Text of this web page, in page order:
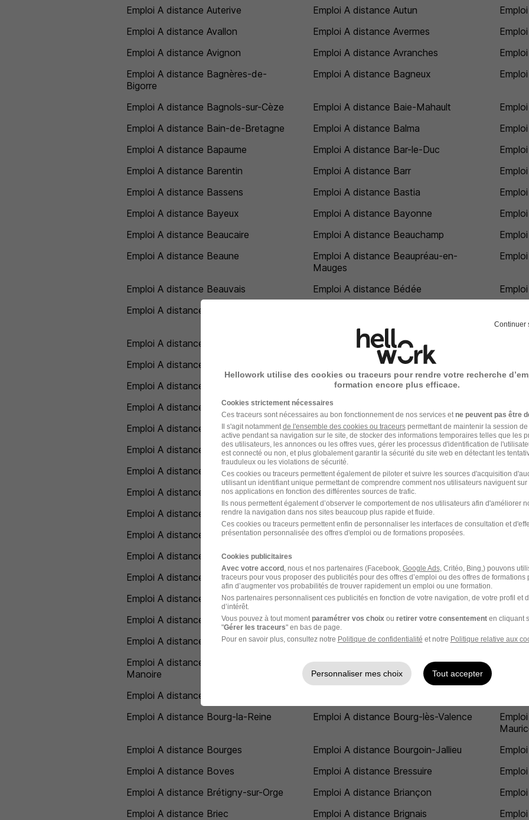
Emploi A distance Auterive
Emploi A distance Autun
Emploi A distance Avallon
Emploi A distance Avermes
Emploi A distance Avignon
Emploi A distance Avranches
Emploi A distance Bagnères-de-
Bigorre
Emploi A distance Bagneux
Emploi A distance Bagnols-sur-Cèze Emploi A distance Baie-Mahault
Emploi A distance Bain-de-Bretagne
Emploi A distance Balma
Emploi A distance Bapaume
Emploi A distance Bar-le-Duc
Emploi A distance Barentin
Emploi A distance Barr
Emploi A distance Bassens
Emploi A distance Bastia
Emploi A distance Bayeux
Emploi A distance Bayonne
Emploi A distance Beaucaire
Emploi A distance Beauchamp
Emploi A distance Beaune
Emploi A distance Beaupréau-en-
Mauges
Emploi A distance Beauvais Emploi A distance Bédée
Emploi A distance Belfort
Emploi A distance Belley
Emploi A distance Benfeld
Emploi A distance Bergerac
Emploi A distance Bernay
Emploi A distance Besançon
Emploi A distance Béthune
Emploi A distance Beychac-et-Caillau
Emploi A distance Beynost
Emploi A distance Bezons
Emploi A distance Biarritz
Emploi A distance Biguglia
Emploi A distance Billère
Emploi A distance Biscarrosse
Emploi A distance Bischheim
Emploi A distance Blagnac
Emploi A distance Blaye
Emploi A distance Bobigny
Emploi A distance Boé
Emploi A distance Bois-d'Arcy
Emploi A distance Bois-Guillaume
Emploi A distance Bollène
Emploi A distance Bondy
Emploi A distance Bonneuil-sur-Marne
Emploi A distance Bons-en-Chablais
Emploi A distance Bordeaux
Emploi A distance Bouc-Bel-Air
Emploi A distance Bouffémont
Emploi A distance Bouguenais
Emploi A distance Bouillargues
Emploi A distance Boulazac Isle
Manoire
Emploi A distance Boulogne-
Billancourt
Emploi A distance Bourbon-Lancy
Emploi A distance Bourg-la-Reine
Emploi A distance Bourg-lès-Valence
Emploi A distance Bourges
Emploi A distance Bourgoin-Jallieu
Emploi A distance Boves
Emploi A distance Bressuire
Emploi A distance Brétigny-sur-Orge
Emploi A distance Briançon
Emploi A distance Briec
Emploi A distance Brignais
Continuer
Hellowork utilise des cookies ou traceurs pour rendre votre recherche
formation encore plus efficace.
Cookies strictement nécessaires
Ces traceurs sont nécessaires au bon fonctionnement de nos services et ne peuvent pas être
Il s'agit notamment de l'ensemble des cookies ou traceurspermettant de maintenir la session
active pendant sa navigation sur le site, de stocker des informations temporaires telles que les
des utilisateurs, les annonces ou les offres vues, gérer les processus d'identification de
est connecté ou non, et plus globalement garantir la sécurité du site web en détectant les
frauduleux ou les violations de sécurité.
Ces cookies ou traceurs permettent également de piloter et suivre les sources d'acquisition
utilisant un identifiant unique permettant de comprendre comment nos utilisateurs naviguent sur
nos applications en fonction des différentes sources de trafic.
Ils nous permettent également d’observer le comportement de nos utilisateurs afin d'améliorer
rendre la navigation dans nos sites beaucoup plus rapide et fluide.
Ces cookies ou traceurs permettent enfin de personnaliser les interfaces de consultation et
présentation personnalisée des offres d'emploi ou de formations proposées.
Cookies publicitaires
Avec votre accord, nous et nos partenaires (Facebook, Google Ads, Critéo, Bing,) pouvons
traceurs pour vous proposer des publicités pour des offres d’emploi ou des offres de formations
afin d’augmenter vos probabilités de trouver rapidement un emploi ou une formation.
Nos partenaires personnalisent ces publicités en fonction de votre navigation, de votre profil et
d’intérêt.
Vous pouvez à tout moment paramétrer vos choix ou retirer votre consentementen cliquant
"Gérer les traceurs" en bas de page.
Pour en savoir plus, consultez notre Politique de confidentialité et notre Politique relative aux
Personnaliser mes choix Tout accepter